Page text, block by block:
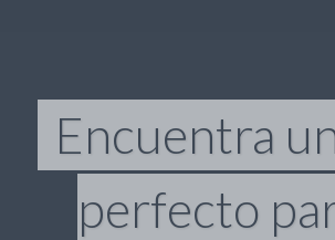
Encuentra
perfecto